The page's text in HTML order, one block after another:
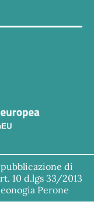
di
10 d.lgs 33/2013
Perone